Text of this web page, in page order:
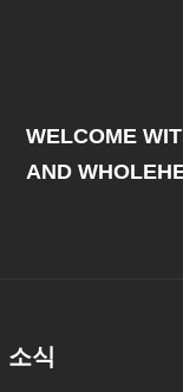
WELCOME
AND
소식